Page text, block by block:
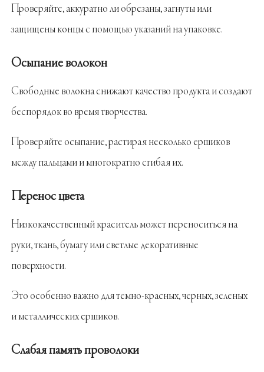
Проверяйте, аккуратно ли обрезаны, загнуты или
защищены концы с помощью указаний на упаковке.
Осыпание волокон
Свободные волокна снижают качество продукта и создают
беспорядок во время творчества.
Проверяйте осыпание, растирая несколько ершиков
между пальцами и многократно сгибая их.
Перенос цвета
Низкокачественный краситель может переноситься на
руки, ткань, бумагу или светлые декоративные
поверхности.
Это особенно важно для темно-красных, черных, зеленых
и металлических ершиков.
Слабая память проволоки